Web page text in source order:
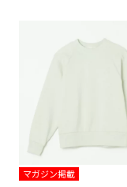
マガジン掲載